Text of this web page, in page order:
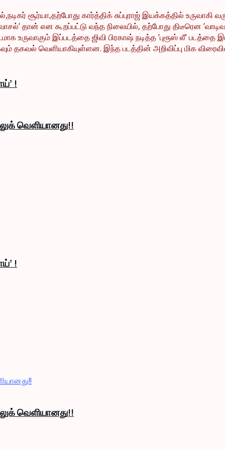
சூர்யா,தற்போது கார்த்திக் சுப்புராஜ் இயக்கத்தில் உருவாகி
தான் என கூறப்பட்டு வந்த நிலையில், தற்போது திடீரென
உருவாகும் இப்படத்தை ஜிவி பிரகாஷ் நடித்த ’புரூஸ் லீ’
வெளியாகியுள்ளன. இந்த படத்தின் அறிவிப்பு மிக விரைவில்
!
வெளியானது!!
!
வெளியானது!!